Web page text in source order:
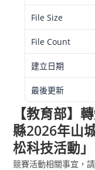
File Size
File Count
建立日期
最後更新
【教育部】
縣2026年山
松科技活動」
競賽活動相關事宜，